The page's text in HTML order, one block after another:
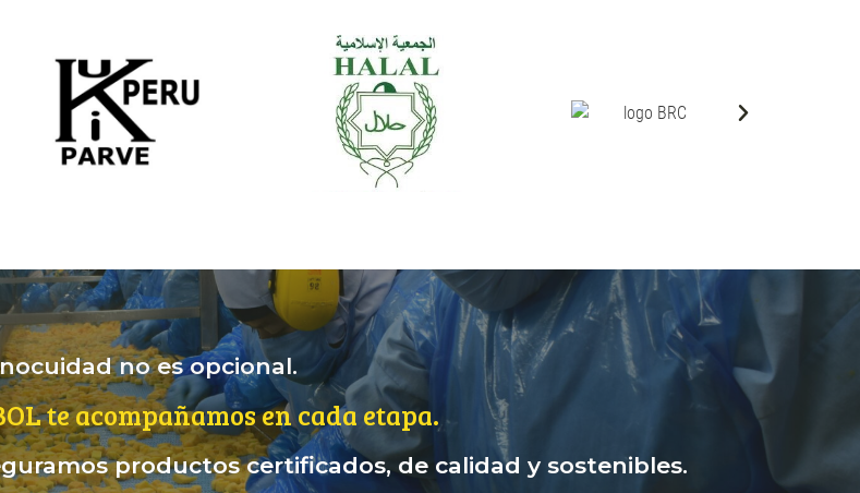
no es opcional.
te acompañamos en cada etapa.
productos certificados, de calidad y sostenibles.